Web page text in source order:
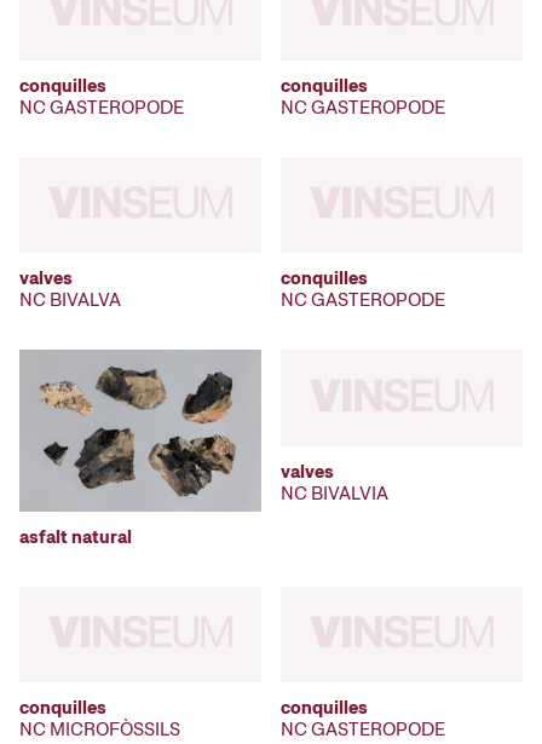
conquilles
NC GASTEROPODE
conquilles
NC GASTEROPODE
valves
NC BIVALVA
conquilles
NC GASTEROPODE
asfalt natural
valves
NC BIVALVIA
conquilles
NC MICROFÒSSILS
conquilles
NC GASTEROPODE